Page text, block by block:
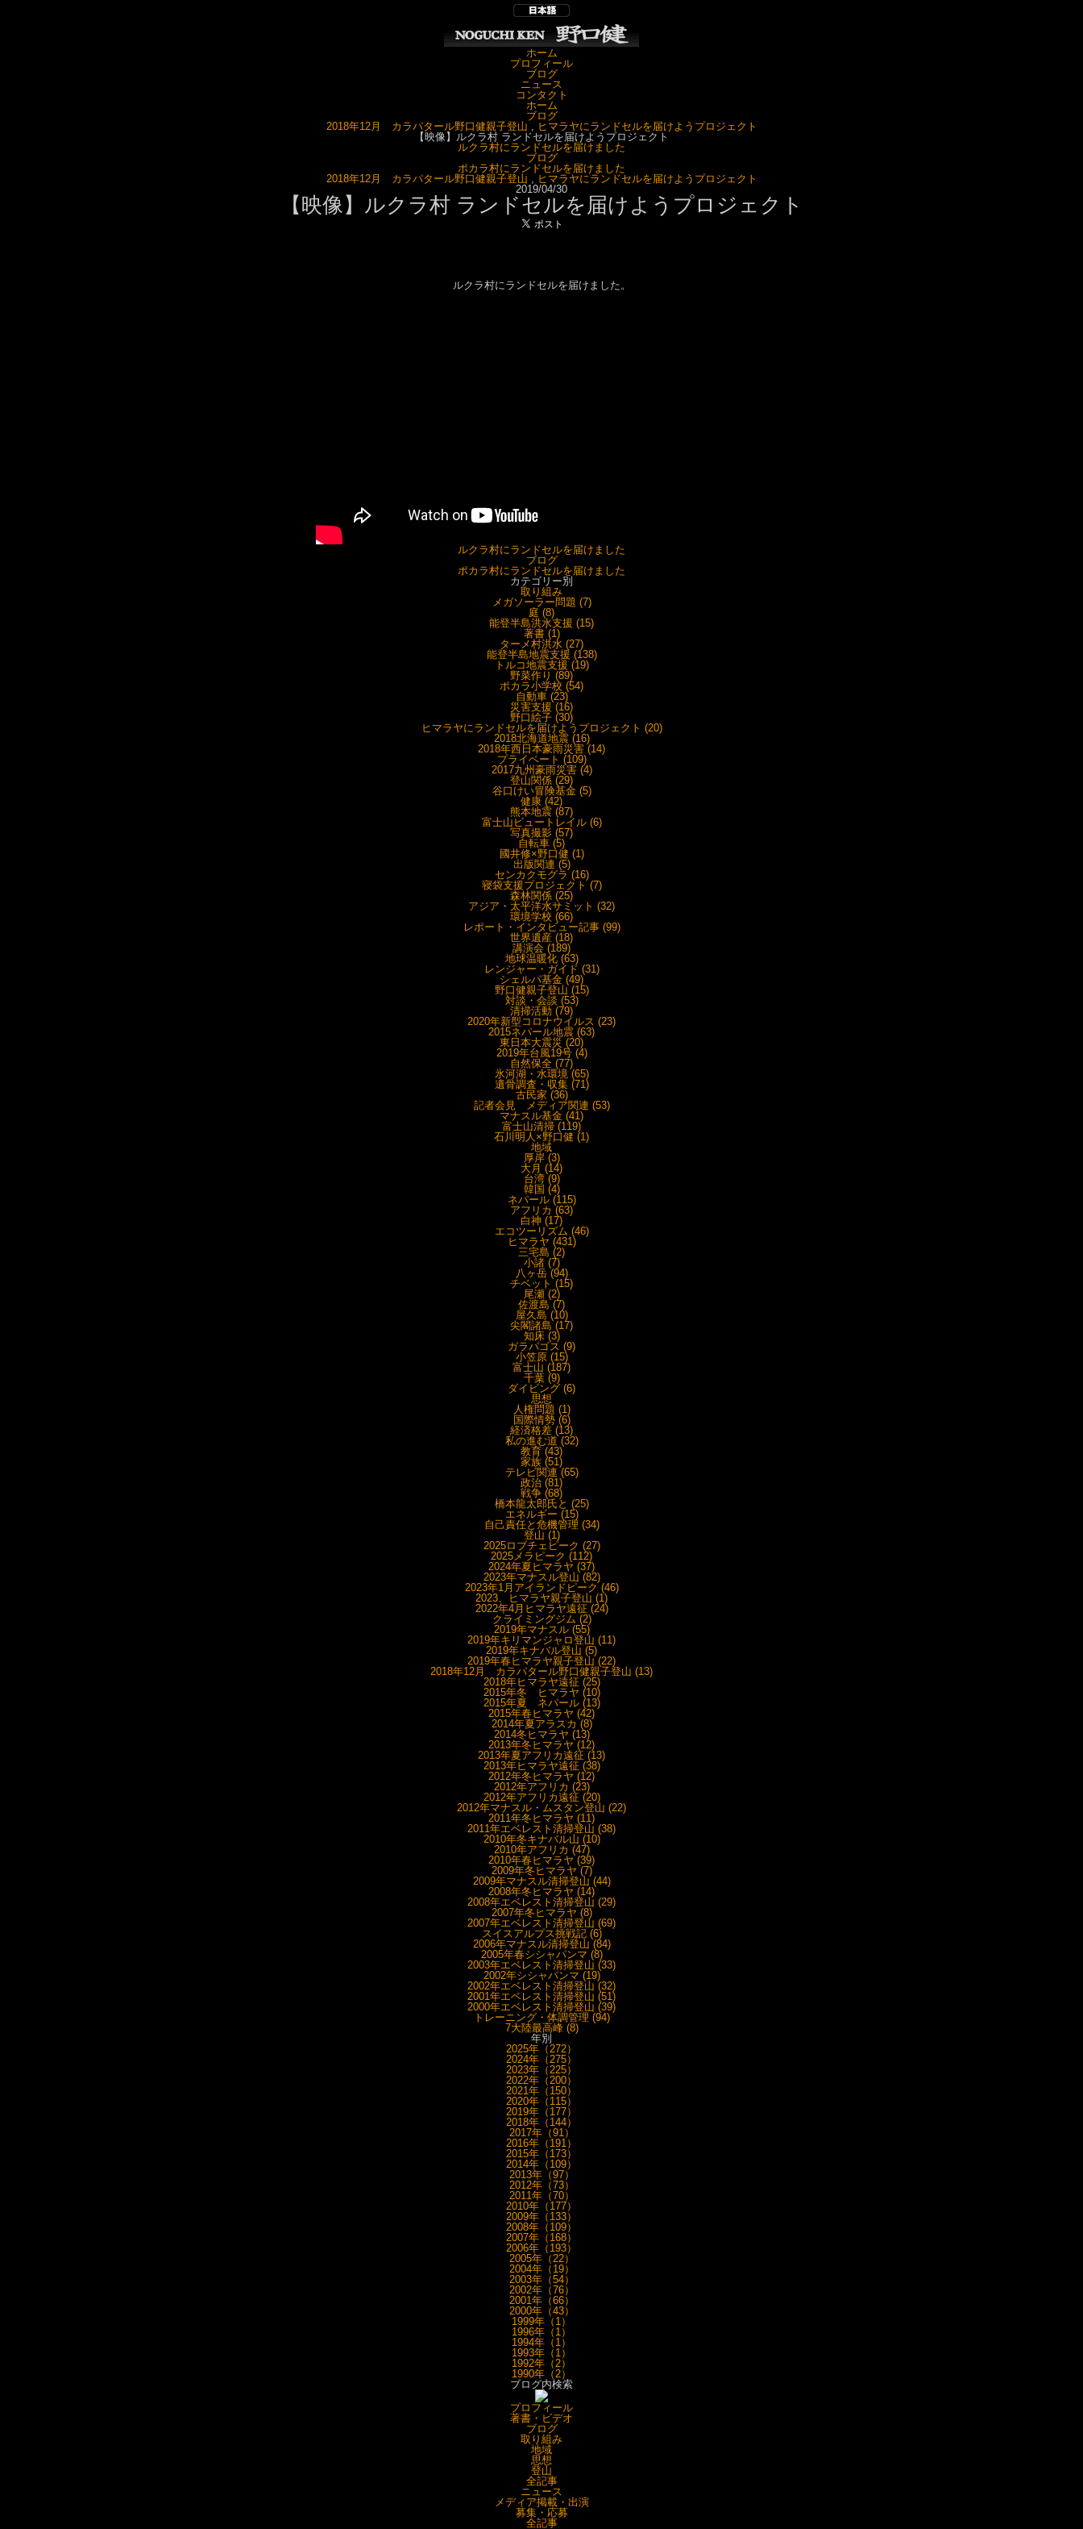
ホーム
プロフィール
ブログ
ニュース
コンタクト
ホーム
ブログ
2018年12月 カラパタール野口健親子登山 , ヒマラヤにランドセルを届けようプロジェクト
【映像】ルクラ村 ランドセルを届けようプロジェクト
ルクラ村にランドセルを届けました
ブログ
ポカラ村にランドセルを届けました
2018年12月 カラパタール野口健親子登山 , ヒマラヤにランドセルを届けようプロジェクト
2019/04/30
【映像】ルクラ村 ランドセルを届けようプロジェクト
ルクラ村にランドセルを届けました。
ルクラ村にランドセルを届けました
ブログ
ポカラ村にランドセルを届けました
カテゴリー別
取り組み
メガソーラー問題 (7)
庭 (8)
能登半島洪水支援 (15)
著書 (1)
ターメ村洪水 (27)
能登半島地震支援 (138)
トルコ地震支援 (19)
野菜作り (89)
ポカラ小学校 (54)
自動車 (23)
災害支援 (16)
野口絵子 (30)
ヒマラヤにランドセルを届けようプロジェクト (20)
2018北海道地震 (16)
2018年西日本豪雨災害 (14)
プライベート (109)
2017九州豪雨災害 (4)
登山関係 (29)
谷口けい冒険基金 (5)
健康 (42)
熊本地震 (87)
富士山ビュートレイル (6)
写真撮影 (57)
自転車 (5)
國井修×野口健 (1)
出版関連 (5)
センカクモグラ (16)
寝袋支援プロジェクト (7)
森林関係 (25)
アジア・太平洋水サミット (32)
環境学校 (66)
レポート・インタビュー記事 (99)
世界遺産 (18)
講演会 (189)
地球温暖化 (63)
レンジャー・ガイド (31)
シェルパ基金 (49)
野口健親子登山 (15)
対談・会談 (53)
清掃活動 (79)
2020年新型コロナウイルス (23)
2015ネパール地震 (63)
東日本大震災 (20)
2019年台風19号 (4)
自然保全 (77)
氷河湖・水環境 (65)
遺骨調査・収集 (71)
古民家 (36)
記者会見 メディア関連 (53)
マナスル基金 (41)
富士山清掃 (119)
石川明人×野口健 (1)
地域
厚岸 (3)
大月 (14)
台湾 (9)
韓国 (4)
ネパール (115)
アフリカ (63)
白神 (17)
エコツーリズム (46)
ヒマラヤ (431)
三宅島 (2)
小諸 (7)
八ヶ岳 (94)
チベット (15)
尾瀬 (2)
佐渡島 (7)
屋久島 (10)
尖閣諸島 (17)
知床 (3)
ガラパゴス (9)
小笠原 (15)
富士山 (187)
千葉 (9)
ダイビング (6)
思想
人権問題 (1)
国際情勢 (6)
経済格差 (13)
私の進む道 (32)
教育 (43)
家族 (51)
テレビ関連 (65)
政治 (81)
戦争 (68)
橋本龍太郎氏と (25)
エネルギー (15)
自己責任と危機管理 (34)
登山 (1)
2025ロブチェピーク (27)
2025メラピーク (112)
2024年夏ヒマラヤ (37)
2023年マナスル登山 (82)
2023年1月アイランドピーク (46)
2023、ヒマラヤ親子登山 (1)
2022年4月ヒマラヤ遠征 (24)
クライミングジム (2)
2019年マナスル (55)
2019年キリマンジャロ登山 (11)
2019年キナバル登山 (5)
2019年春ヒマラヤ親子登山 (22)
2018年12月 カラパタール野口健親子登山 (13)
2018年ヒマラヤ遠征 (25)
2015年冬 ヒマラヤ (10)
2015年夏 ネパール (13)
2015年春ヒマラヤ (42)
2014年夏アラスカ (8)
2014冬ヒマラヤ (13)
2013年冬ヒマラヤ (12)
2013年夏アフリカ遠征 (13)
2013年ヒマラヤ遠征 (38)
2012年冬ヒマラヤ (12)
2012年アフリカ (23)
2012年アフリカ遠征 (20)
2012年マナスル・ムスタン登山 (22)
2011年冬ヒマラヤ (11)
2011年エベレスト清掃登山 (38)
2010年冬キナバル山 (10)
2010年アフリカ (47)
2010年春ヒマラヤ (39)
2009年冬ヒマラヤ (7)
2009年マナスル清掃登山 (44)
2008年冬ヒマラヤ (14)
2008年エベレスト清掃登山 (29)
2007年冬ヒマラヤ (8)
2007年エベレスト清掃登山 (69)
スイスアルプス挑戦記 (6)
2006年マナスル清掃登山 (84)
2005年春シシャパンマ (8)
2003年エベレスト清掃登山 (33)
2002年シシャパンマ (19)
2002年エベレスト清掃登山 (32)
2001年エベレスト清掃登山 (51)
2000年エベレスト清掃登山 (39)
トレーニング・体調管理 (94)
7大陸最高峰 (8)
年別
2025年（272）
2024年（275）
2023年（225）
2022年（200）
2021年（150）
2020年（115）
2019年（177）
2018年（144）
2017年（91）
2016年（191）
2015年（173）
2014年（109）
2013年（97）
2012年（73）
2011年（70）
2010年（177）
2009年（133）
2008年（109）
2007年（168）
2006年（193）
2005年（22）
2004年（19）
2003年（54）
2002年（76）
2001年（66）
2000年（43）
1999年（1）
1996年（1）
1994年（1）
1993年（1）
1992年（2）
1990年（2）
ブログ内検索
プロフィール
著書・ビデオ
ブログ
取り組み
地域
思想
登山
全記事
ニュース
メディア掲載・出演
募集・応募
全記事